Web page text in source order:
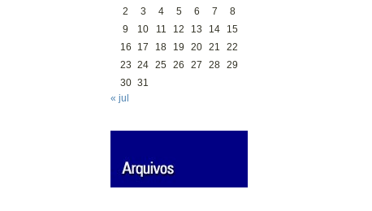
2
3 4 5 6 7
8
9
10 11 12 13 14
15
16
17 18 19 20 21
22
23 24 25 26 27 28 29
30 31
« jul